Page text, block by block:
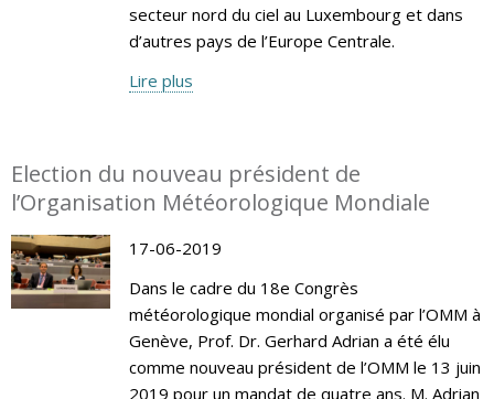
secteur nord du ciel au Luxembourg et dans
d’autres pays de l’Europe Centrale.
Lire plus
Election du nouveau président de
l’Organisation Météorologique Mondiale
17-06-2019
Dans le cadre du 18e Congrès
météorologique mondial organisé par l’OMM à
Genève, Prof. Dr. Gerhard Adrian a été élu
comme nouveau président de l’OMM le 13 juin
2019 pour un mandat de quatre ans. M. Adrian